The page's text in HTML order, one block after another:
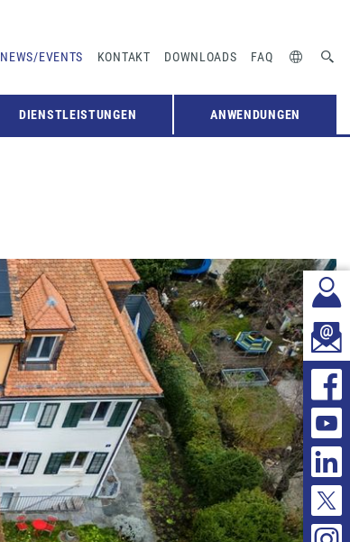
NEWS/EVENTS KONTAKT DOWNLOADS FAQ
DIENSTLEISTUNGEN ANWENDUNGEN